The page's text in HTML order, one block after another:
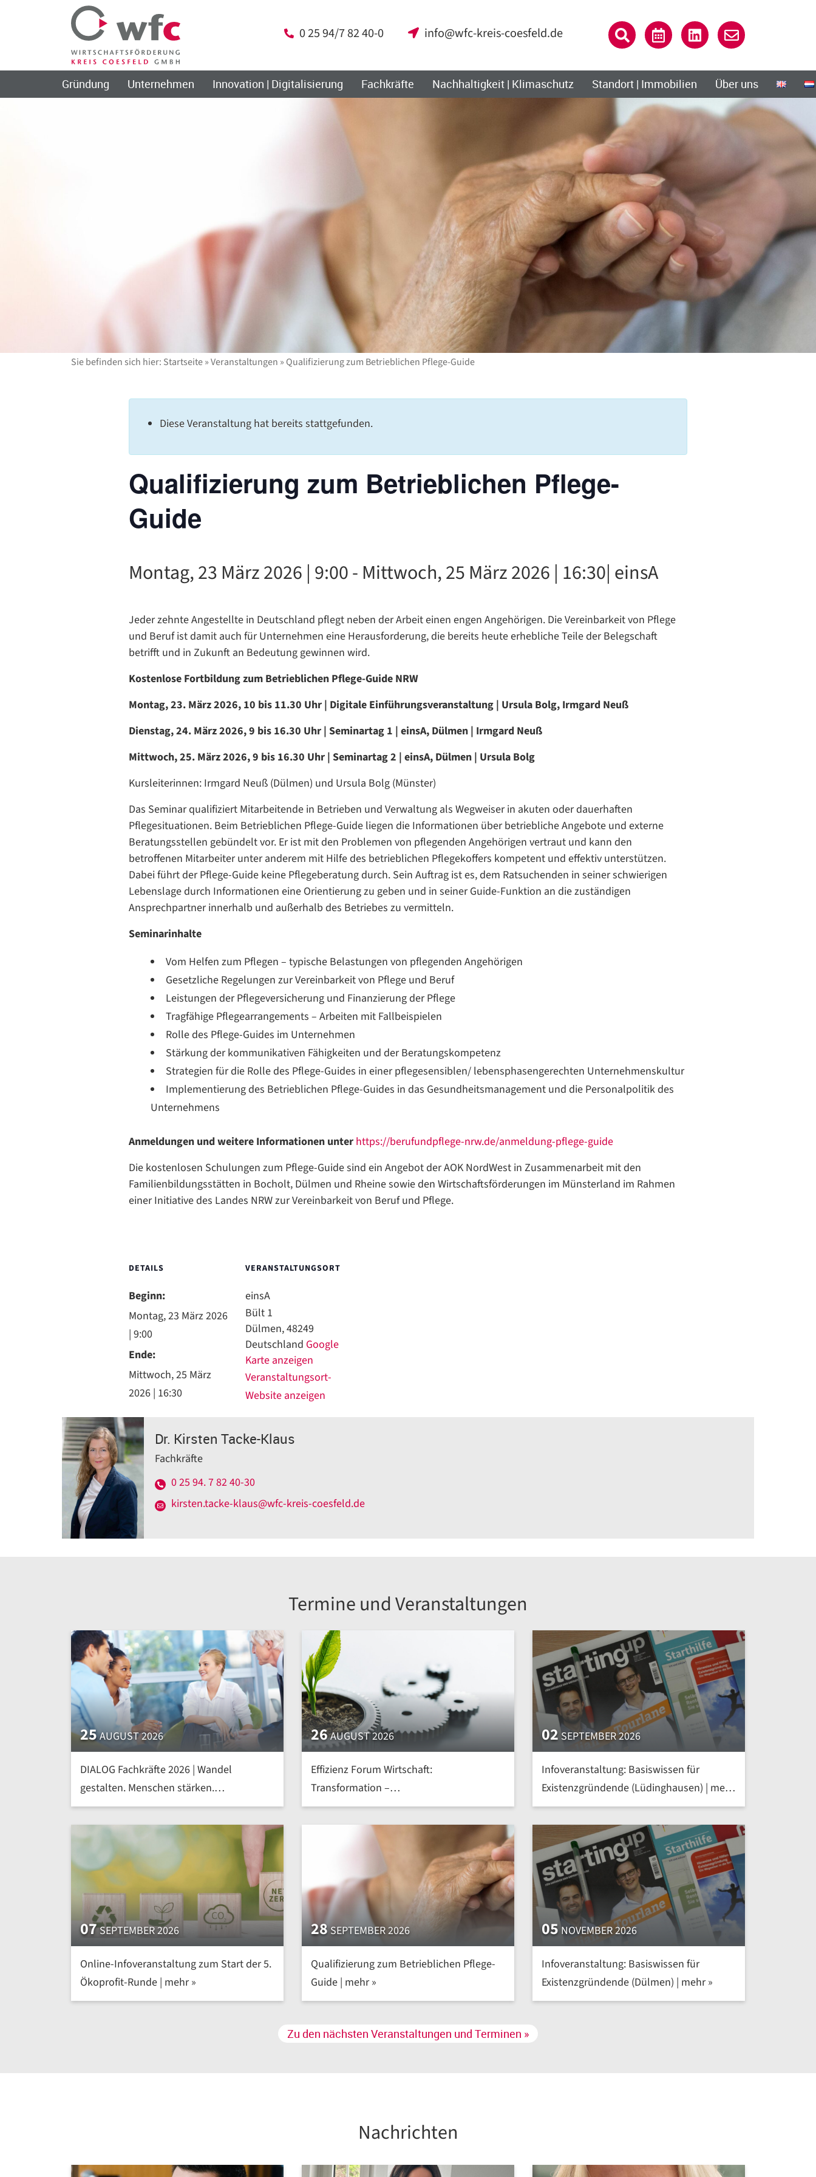
0 25 94/7 82 40-0 info@wfc-kreis-coesfeld.de
Gründung Unternehmen Innovation | Digitalisierung Fachkräfte Nachhaltigkeit | Klimaschutz Standort | Immobilien Über uns
Sie befinden sich hier: Startseite»Veranstaltungen » Qualifizierung zum Betrieblichen Pflege-Guide
Diese Veranstaltung hat bereits stattgefunden.
Qualifizierung zum Betrieblichen Pflege-
Guide
Montag, 23 März 2026 | 9:00-Mittwoch, 25 März 2026 | 16:30| einsA
Jeder zehnte Angestellte in Deutschland pflegt neben der Arbeit einen engen Angehörigen. Die Vereinbarkeit von Pflege
und Beruf ist damit auch für Unternehmen eine Herausforderung, die bereits heute erhebliche Teile der Belegschaft
betrifft und in Zukunft an Bedeutung gewinnen wird.
Kostenlose Fortbildung zum Betrieblichen Pflege-Guide NRW
Montag, 23. März 2026, 10 bis 11.30 Uhr | Digitale Einführungsveranstaltung | Ursula Bolg, Irmgard Neuß
Dienstag, 24. März 2026, 9 bis 16.30 Uhr | Seminartag 1 | einsA, Dülmen | Irmgard Neuß
Mittwoch, 25. März 2026, 9 bis 16.30 Uhr | Seminartag 2 | einsA, Dülmen | Ursula Bolg
Kursleiterinnen: Irmgard Neuß (Dülmen) und Ursula Bolg (Münster)
Das Seminar qualifiziert Mitarbeitende in Betrieben und Verwaltung als Wegweiser in akuten oder dauerhaften
Pflegesituationen. Beim Betrieblichen Pflege-Guide liegen die Informationen über betriebliche Angebote und externe
Beratungsstellen gebündelt vor. Er ist mit den Problemen von pflegenden Angehörigen vertraut und kann den
betroffenen Mitarbeiter unter anderem mit Hilfe des betrieblichen Pflegekoffers kompetent und effektiv unterstützen.
Dabei führt der Pflege-Guide keine Pflegeberatung durch. Sein Auftrag ist es, dem Ratsuchenden in seiner schwierigen
Lebenslage durch Informationen eine Orientierung zu geben und in seiner Guide-Funktion an die zuständigen
Ansprechpartner innerhalb und außerhalb des Betriebes zu vermitteln.
Seminarinhalte
Vom Helfen zum Pflegen – typische Belastungen von pflegenden Angehörigen
Gesetzliche Regelungen zur Vereinbarkeit von Pflege und Beruf
Leistungen der Pflegeversicherung und Finanzierung der Pflege
Tragfähige Pflegearrangements – Arbeiten mit Fallbeispielen
Rolle des Pflege-Guides im Unternehmen
Stärkung der kommunikativen Fähigkeiten und der Beratungskompetenz
Strategien für die Rolle des Pflege-Guides in einer pflegesensiblen/ lebensphasengerechten Unternehmenskultur
Implementierung des Betrieblichen Pflege-Guides in das Gesundheitsmanagement und die Personalpolitik des
Unternehmens
Anmeldungen und weitere Informationen unter https://berufundpflege-nrw.de/anmeldung-pflege-guide
Die kostenlosen Schulungen zum Pflege-Guide sind ein Angebot der AOK NordWest in Zusammenarbeit mit den
Familienbildungsstätten in Bocholt, Dülmen und Rheine sowie den Wirtschaftsförderungen im Münsterland im Rahmen
einer Initiative des Landes NRW zur Vereinbarkeit von Beruf und Pflege.
DETAILS
Beginn:
Montag, 23 März 2026
| 9:00
Ende:
Mittwoch, 25 März
2026 | 16:30
VERANSTALTUNGSORT
einsA
Bült 1
Dülmen,48249
Deutschland Google
Karte anzeigen
Veranstaltungsort-
Website anzeigen
Dr. Kirsten Tacke-Klaus
Fachkräfte
0 25 94. 7 82 40-30
kirsten.tacke-klaus@wfc-kreis-coesfeld.de
Termine und Veranstaltungen
25AUGUST 2026
DIALOG Fachkräfte 2026 | Wandel
gestalten. Menschen stärken.
Kompetenzen von morgen heute
entwickeln | mehr »
26AUGUST 2026
Effizienz Forum Wirtschaft:
Transformation –
Nachhaltig.Effizient.Intelligent | mehr »
02 SEPTEMBER 2026
Infoveranstaltung: Basiswissen für
Existenzgründende (Lüdinghausen) | mehr
»
07SEPTEMBER 2026
Online-Infoveranstaltung zum Start der 5.
Ökoprofit-Runde | mehr »
28SEPTEMBER 2026
Qualifizierung zum Betrieblichen Pflege-
Guide | mehr »
05 NOVEMBER 2026
Infoveranstaltung: Basiswissen für
Existenzgründende (Dülmen) | mehr »
Zu den nächsten Veranstaltungen und Terminen »
Nachrichten
Close